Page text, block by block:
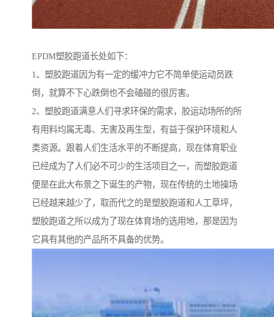
EPDM塑胶跑道长处如下：
1、塑胶跑道因为有一定的缓冲力它不简单使运动员跌
倒，就算不下心跌倒也不会磕碰的很厉害。
2、塑胶跑道满意人们寻求环保的需求，胶运动场所的所
有用料均属无毒、无害及再生型，有益于保护环境和人
类资源。跟着人们生活水平的不断提高，现在体育职业
已经成为了人们必不可少的生活项目之一，而塑胶跑道
便是在此大布景之下诞生的产物，现在传统的土地操场
已经越来越少了，取而代之的是塑胶跑道和人工草坪，
塑胶跑道之所以成为了现在体育场的选用地，那是因为
它具有其他的产品所不具备的优势。